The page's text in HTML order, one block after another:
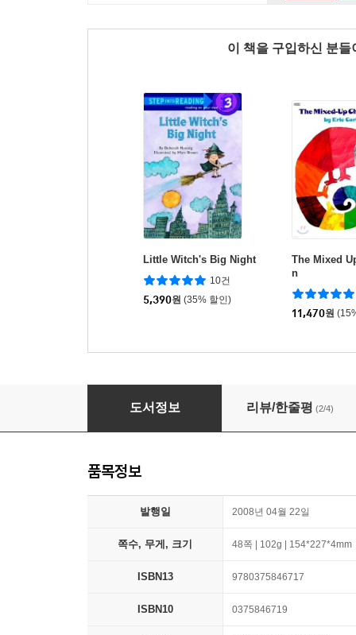
이 책을 구입하신 분
Little Witch's Big Night
10건
5,390원 (35% 할인)
The Mixed
n
11,470원
Step Into Reading 3 : Puss in Boots
도서정보 리뷰/한줄평 (2/4)
품목정보
발행일 2008년 04월 22일
쪽수, 무게, 크기 48쪽 | 102g | 154*227*4mm
ISBN13 9780375846717
ISBN10 0375846719